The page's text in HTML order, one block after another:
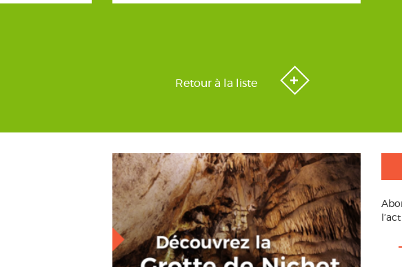
Retour à la liste